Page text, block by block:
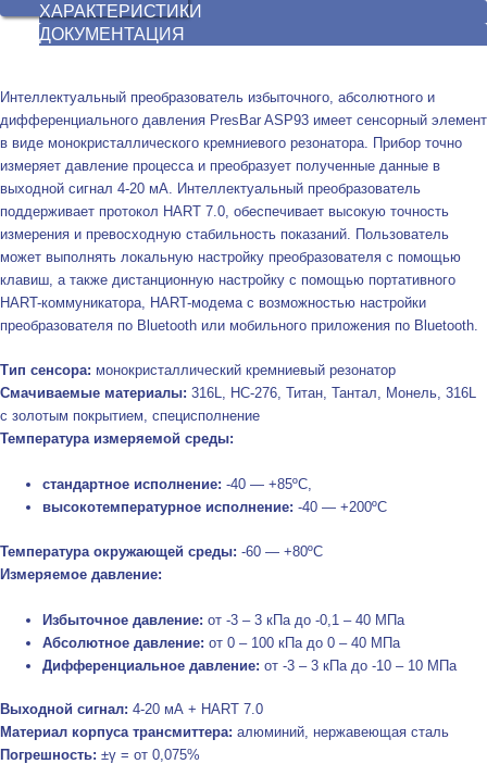
ХАРАКТЕРИСТИКИ
ДОКУМЕНТАЦИЯ
Интеллектуальный преобразователь избыточного, абсолютного и
дифференциального давления PresBar ASP93 имеет сенсорный элемент
в виде монокристаллического кремниевого резонатора. Прибор точно
измеряет давление процесса и преобразует полученные данные в
выходной сигнал 4-20 мА. Интеллектуальный преобразователь
поддерживает протокол HART 7.0, обеспечивает высокую точность
измерения и превосходную стабильность показаний. Пользователь
может выполнять локальную настройку преобразователя с помощью
клавиш, а также дистанционную настройку с помощью портативного
HART-коммуникатора, HART-модема с возможностью настройки
преобразователя по Bluetooth или мобильного приложения по Bluetooth.
Тип сенсора: монокристаллический кремниевый резонатор
Смачиваемые материалы: 316L, HC-276, Титан, Тантал, Монель, 316L
с золотым покрытием, специсполнение
Температура измеряемой среды:
стандартное исполнение: -40 — +85ºC,
высокотемпературное исполнение: -40 — +200ºC
Температура окружающей среды: -60 — +80ºC
Измеряемое давление:
Избыточное давление: от -3 – 3 кПа до -0,1 – 40 МПа
Абсолютное давление: от 0 – 100 кПа до 0 – 40 МПа
Дифференциальное давление: от -3 – 3 кПа до -10 – 10 МПа
Выходной сигнал: 4-20 мА + HART 7.0
Материал корпуса трансмиттера: алюминий, нержавеющая сталь
Погрешность: ±γ = от 0,075%